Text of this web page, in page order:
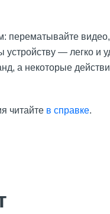
перематывайте
устройству — легко и
а некоторые
читайте в справке.